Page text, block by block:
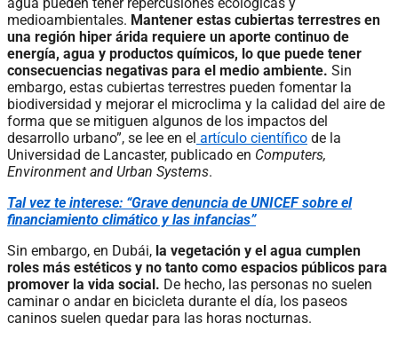
medioambientales. Mantener estas cubiertas terrestres en
una región hiper árida requiere un aporte continuo de
energía, agua y productos químicos, lo que puede tener
consecuencias negativas para el medio ambiente. Sin
embargo, estas cubiertas terrestres pueden fomentar la
biodiversidad y mejorar el microclima y la calidad del aire de
forma que se mitiguen algunos de los impactos del
desarrollo urbano”, se lee en el artículo científico de la
Universidad de Lancaster, publicado en Computers,
Environment and Urban Systems.
Tal vez te interese: “Grave denuncia de UNICEF sobre el
financiamiento climático y las infancias”
Sin embargo, en Dubái, la vegetación y el agua cumplen
roles más estéticos y no tanto como espacios públicos para
promover la vida social. De hecho, las personas no suelen
caminar o andar en bicicleta durante el día, los paseos
caninos suelen quedar para las horas nocturnas.